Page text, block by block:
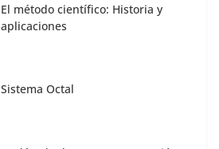
El método científico: Historia y
aplicaciones
Sistema Octal